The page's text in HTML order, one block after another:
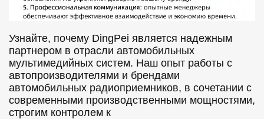
Узнайте, почему DingPei является надежным
партнером в отрасли автомобильных
мультимедийных систем. Наш опыт работы с
автопроизводителями и брендами
автомобильных радиоприемников, в сочетании с
современными производственными мощностями,
строгим контролем к